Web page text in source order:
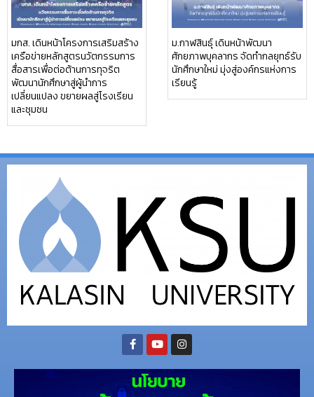
มกส. เดินหน้าโครงการเสริมสร้าง
เครือข่ายหลักสูตรนวัตกรรมการ
สื่อสารเพื่อต่อต้านการทุจริต
พัฒนานักศึกษาสู่ผู้นำการ
เปลี่ยนแปลง ขยายผลสู่โรงเรียน
และชุมชน
ม.กาฬสินธุ์ เดินหน้าพัฒนา
ศักยภาพบุคลากร จัดทำกลยุทธ์รับ
นักศึกษาใหม่ มุ่งสู่องค์กรแห่งการ
เรียนรู้